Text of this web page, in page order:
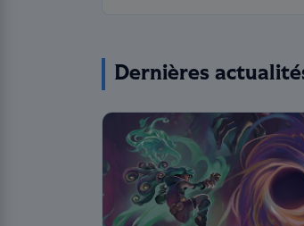
Dernières